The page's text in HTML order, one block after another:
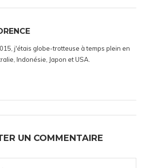
j'étais globe-trotteuse à temps plein en
Indonésie, Japon et USA.
UN COMMENTAIRE